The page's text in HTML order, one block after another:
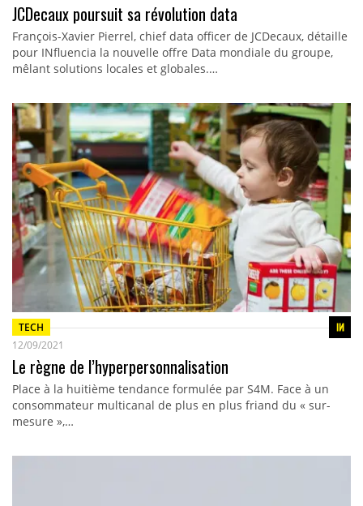
JCDecaux poursuit sa révolution data
François-Xavier Pierrel, chief data officer de JCDecaux, détaille
pour INfluencia la nouvelle offre Data mondiale du groupe,
mêlant solutions locales et globales.…
TECH
12/09/2021
Le règne de l’hyperpersonnalisation
Place à la huitième tendance formulée par S4M. Face à un
consommateur multicanal de plus en plus friand du « sur-
mesure »,…